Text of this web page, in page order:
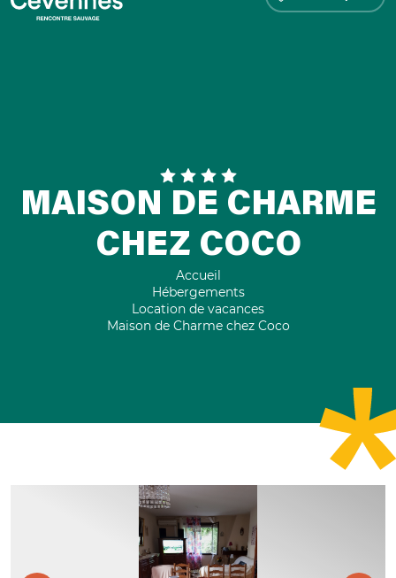
MAISON DE CHARME
CHEZ COCO
Accueil
Hébergements
Location de vacances
Maison de Charme chez Coco